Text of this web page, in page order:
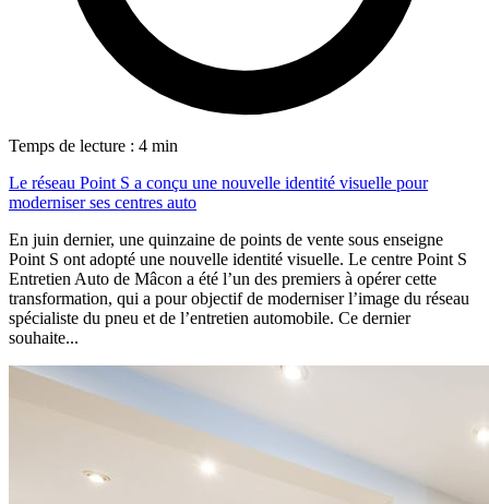
Temps de lecture : 4 min
Le réseau Point S a conçu une nouvelle identité visuelle pour
moderniser ses centres auto
En juin dernier, une quinzaine de points de vente sous enseigne
Point S ont adopté une nouvelle identité visuelle. Le centre Point S
Entretien Auto de Mâcon a été l’un des premiers à opérer cette
transformation, qui a pour objectif de moderniser l’image du réseau
spécialiste du pneu et de l’entretien automobile. Ce dernier
souhaite...